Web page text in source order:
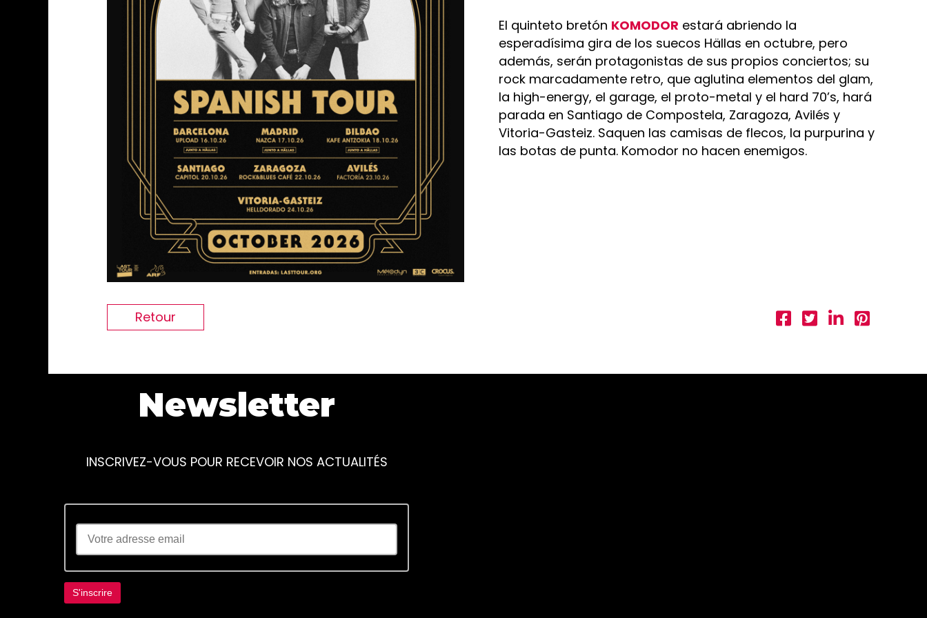
El quinteto bretón KOMODOR estará abriendo la
esperadísima gira de los suecos Hällas en octubre, pero
además, serán protagonistas de sus propios conciertos; su
rock marcadamente retro, que aglutina elementos del glam,
la high-energy, el garage, el proto-metal y el hard 70’s, hará
parada en Santiago de Compostela, Zaragoza, Avilés y
Vitoria-Gasteiz. Saquen las camisas de flecos, la purpurina y
las botas de punta. Komodor no hacen enemigos.
Retour
Newsletter
INSCRIVEZ-VOUS POUR RECEVOIR NOS ACTUALITÉS